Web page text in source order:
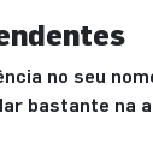
no seu
bastante na